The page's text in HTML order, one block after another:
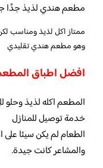
مطعم هندي لذيذ جدًا
ممتاز اكل لذيذ ومناسب
وهو مطعم هندي تقليدي
افضل اطباق
المطعم اكله لذيذ وحلو
خدمة توصيل للمنازل
الطعام لم يكن سيئا على
والمشاعر كانت جيدة.